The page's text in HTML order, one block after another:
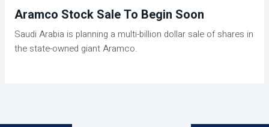
Aramco Stock Sale To Begin Soon
Saudi Arabia is planning a multi-billion dollar sale of shares in
the state-owned giant Aramco.